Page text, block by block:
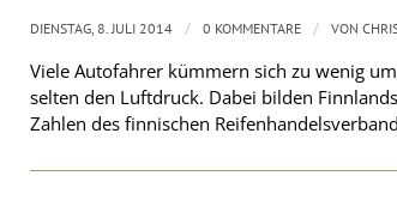
Viele Autofahrer kümmern sich zu wenig
selten den Luftdruck. Dabei bilden
Zahlen des finnischen
DIENSTAG, 8. JULI 2014 / 0 KOMMENTARE / VON